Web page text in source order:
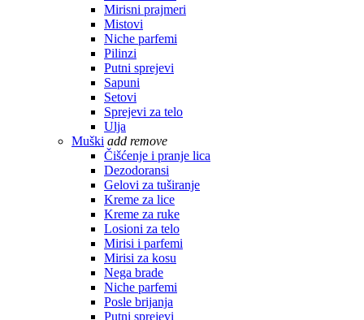
Mirisni prajmeri
Mistovi
Niche parfemi
Pilinzi
Putni sprejevi
Sapuni
Setovi
Sprejevi za telo
Ulja
Muški add remove
Čišćenje i pranje lica
Dezodoransi
Gelovi za tuširanje
Kreme za lice
Kreme za ruke
Losioni za telo
Mirisi i parfemi
Mirisi za kosu
Nega brade
Niche parfemi
Posle brijanja
Putni sprejevi